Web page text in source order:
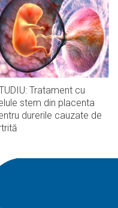
Tratament cu
stem din placenta
durerile cauzate de